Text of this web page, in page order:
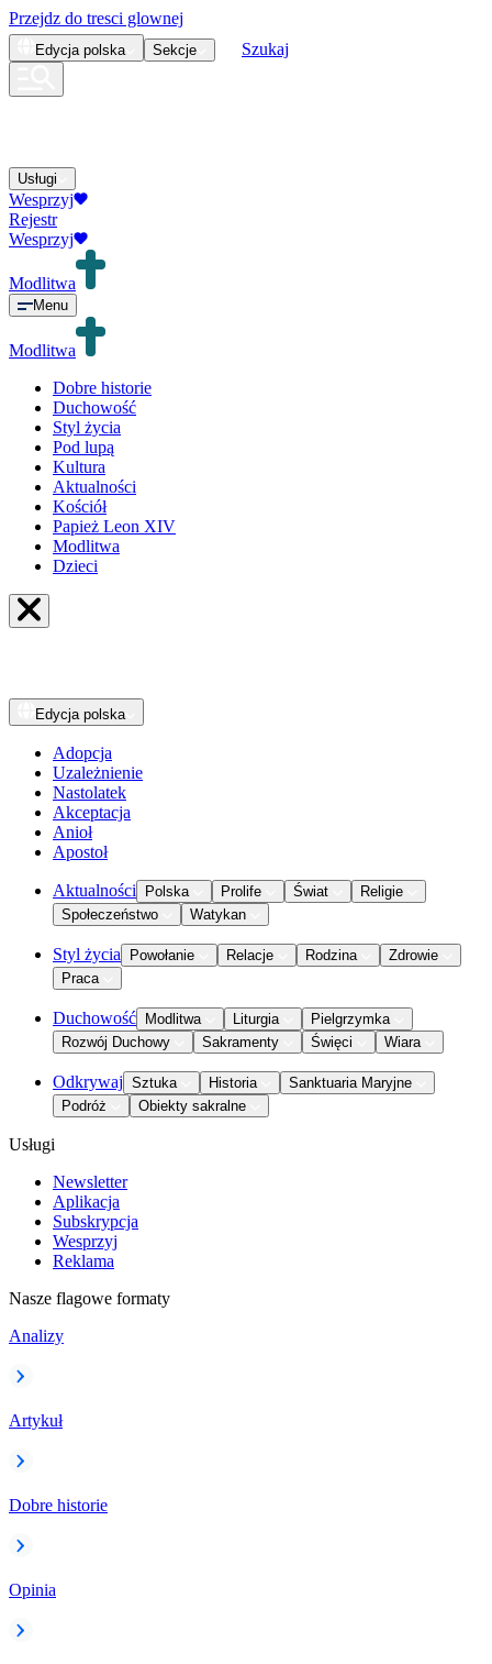
Przejdz do tresci glownej
Edycja polska Sekcje Szukaj
Usługi
Wesprzyj
Rejestr
Wesprzyj
Modlitwa
Menu
Modlitwa
Dobre historie
Duchowość
Styl życia
Pod lupą
Kultura
Aktualności
Kościół
Papież Leon XIV
Modlitwa
Dzieci
Edycja polska
Adopcja
Uzależnienie
Nastolatek
Akceptacja
Anioł
Apostoł
Aktualności Polska Prolife Świat
Religie
Społeczeństwo
Watykan
Styl życia Powołanie Relacje Rodzina
Zdrowie
Praca
Duchowość Modlitwa Liturgia
Pielgrzymka
Rozwój Duchowy
Sakramenty Święci Wiara
Odkrywaj Sztuka Historia
Sanktuaria Maryjne
Podróż
Obiekty sakralne
Usługi
Newsletter
Aplikacja
Subskrypcja
Wesprzyj
Reklama
Nasze flagowe formaty
Analizy
Artykuł
Dobre historie
Opinia